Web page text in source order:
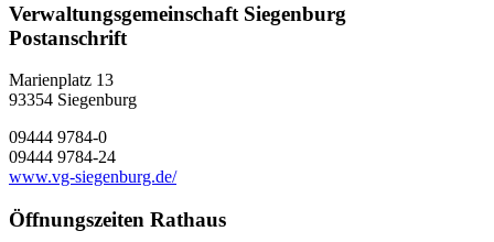
Verwaltungsgemeinschaft Siegenburg
Postanschrift
Marienplatz 13
93354 Siegenburg
09444 9784-0
09444 9784-24
www.vg-siegenburg.de/
Öffnungszeiten Rathaus